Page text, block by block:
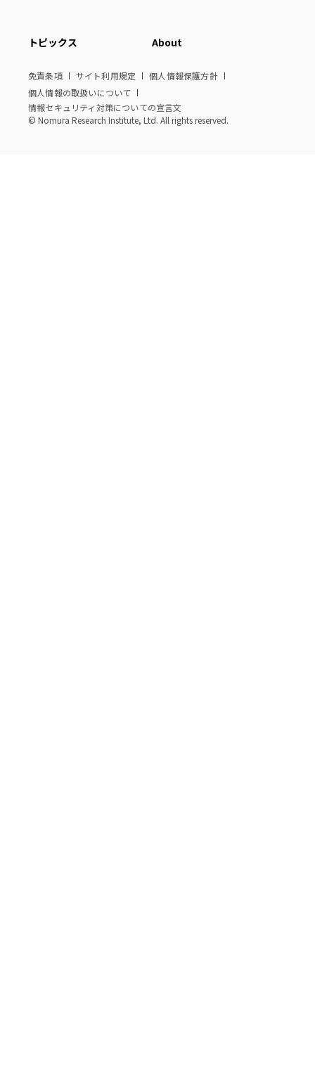
トピックス About
免責条項 サイト利用規定
個人情報保護方針
個人情報の取扱いについて
情報セキュリティ対策についての宣言文
© Nomura Research Institute, Ltd. All rights reserved.